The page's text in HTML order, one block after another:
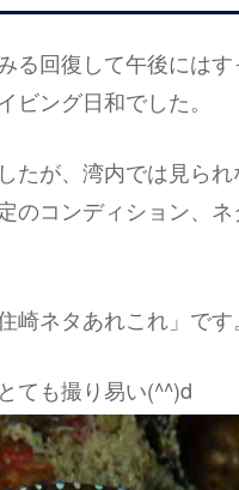
る回復して午後には
ング日和でした。
たが、湾内では見ら
のコンディション、
ネタあれこれ」です。
ても撮り易い(^^)d